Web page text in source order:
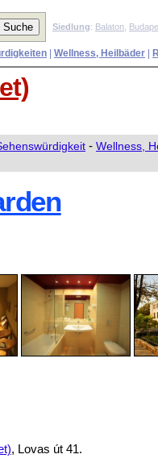
Siedlung: Balaton
Wellness, Heilbäder
- Wellness,
, Lovas út 41.